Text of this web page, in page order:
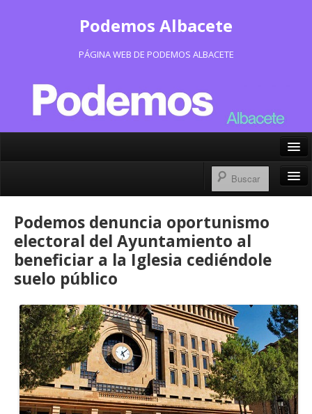
Podemos Albacete
PÁGINA WEB DE PODEMOS ALBACETE
Facebook
Instagram
Bluesky
Portavoz Municipal
Consejo Ciudadano Municipal
Actas Consejo Ciudadano
Actas Asamblea Ciudadana
Contacto
Financiación
Participa con Podemos en Albacete
Podemos denuncia oportunismo
electoral del Ayuntamiento al
beneficiar a la Iglesia cediéndole
suelo público